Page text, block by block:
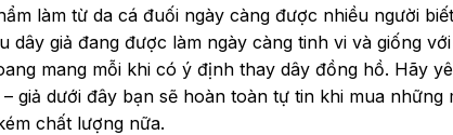
làm từ da cá đuối ngày càng được nhiều người
dây giả đang được làm ngày càng tinh vi và giống
mang mỗi khi có ý định thay dây đồng hồ. Hãy
giả dưới đây bạn sẽ hoàn toàn tự tin khi mua
chất lượng nữa.